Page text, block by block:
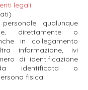
legali
qualunque
direttamente o
in collegamento
informazione, ivi
di identificazione
identificata o
fisica.